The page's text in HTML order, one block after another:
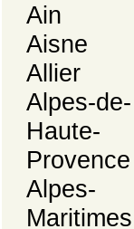
Ain
Aisne
Allier
Alpes-de-
Haute-
Provence
Alpes-
Maritimes